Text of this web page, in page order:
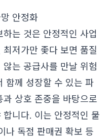
안정화
는 것은 안정적인 사업
저가만 좇다 보면 품질
는 공급사를 만날 위험
함께 성장할 수 있는 파
상호 존중을 바탕으로
니다. 이는 안정적인 물
나 독점 판매권 확보 등